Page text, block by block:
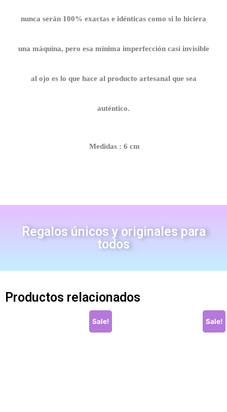
nunca serán 100% exactas e idénticas como si lo hiciera
una máquina, pero esa mínima imperfección casi invisible
al ojo es lo que hace al producto artesanal que sea
auténtico.
Medidas : 6 cm
Regalos únicos y originales para
todos
Productos relacionados
Sale! Sale!